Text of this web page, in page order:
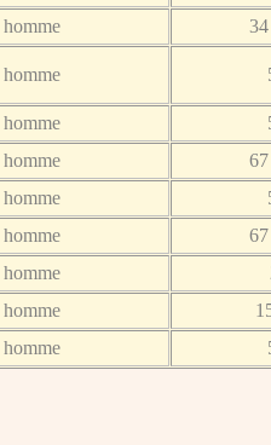
homme
homme
homme
homme
homme
homme
homme
homme
homme